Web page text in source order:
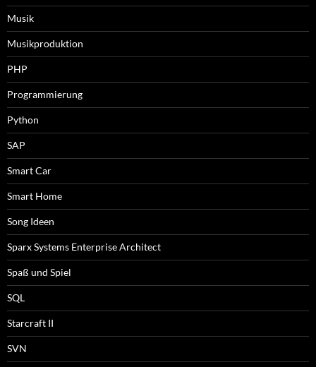
Musik
Musikproduktion
PHP
Programmierung
Python
SAP
Smart Car
Smart Home
Song Ideen
Sparx Systems Enterprise Architect
Spaß und Spiel
SQL
Starcraft II
SVN